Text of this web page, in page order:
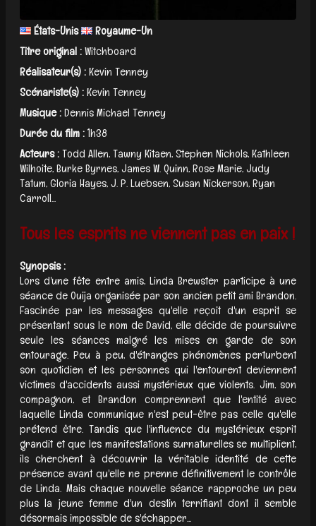
États-Unis
Royaume-Un
Titre original :Witchboard
Réalisateur(s) :Kevin Tenney
Scénariste(s) :Kevin Tenney
Musique :Dennis Michael Tenney
Durée du film :1h38
Acteurs :Todd Allen, Tawny Kitaen, Stephen Nichols, Kathleen
Wilhoite, Burke Byrnes, James W. Quinn, Rose Marie, Judy
Tatum, Gloria Hayes, J. P. Luebsen, Susan Nickerson, Ryan
Carroll...
Tous les esprits ne viennent pas en paix !
Synopsis :
Lors d'une fête entre amis, Linda Brewster participe à une
séance de Ouija organisée par son ancien petit ami Brandon.
Fascinée par les messages qu'elle reçoit d'un esprit se
présentant sous le nom de David, elle décide de poursuivre
seule les séances malgré les mises en garde de son
entourage. Peu à peu, d'étranges phénomènes perturbent
son quotidien et les personnes qui l'entourent deviennent
victimes d'accidents aussi mystérieux que violents. Jim, son
compagnon, et Brandon comprennent que l'entité avec
laquelle Linda communique n'est peut-être pas celle qu'elle
prétend être. Tandis que l'influence du mystérieux esprit
grandit et que les manifestations surnaturelles se multiplient,
ils cherchent à découvrir la véritable identité de cette
présence avant qu'elle ne prenne définitivement le contrôle
de Linda. Mais chaque nouvelle séance rapproche un peu
plus la jeune femme d'un destin terrifiant dont il semble
désormais impossible de s'échapper...